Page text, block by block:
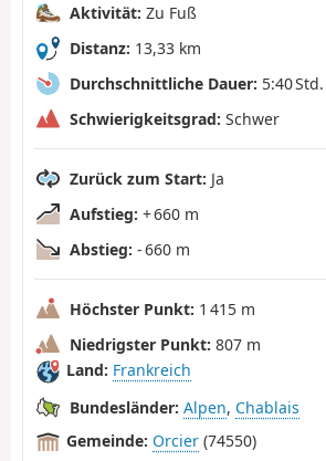
Aktivität: Zu Fuß
Distanz: 13,33 km
Durchschnittliche Dauer: 5:40 Std.
Schwierigkeitsgrad: Schwer
Zurück zum Start: Ja
Aufstieg: + 660 m
Abstieg: - 660 m
Höchster Punkt: 1 415 m
Niedrigster Punkt: 807 m
Land: Frankreich
Bundesländer: Alpen, Chablais
Gemeinde: Orcier (74550)